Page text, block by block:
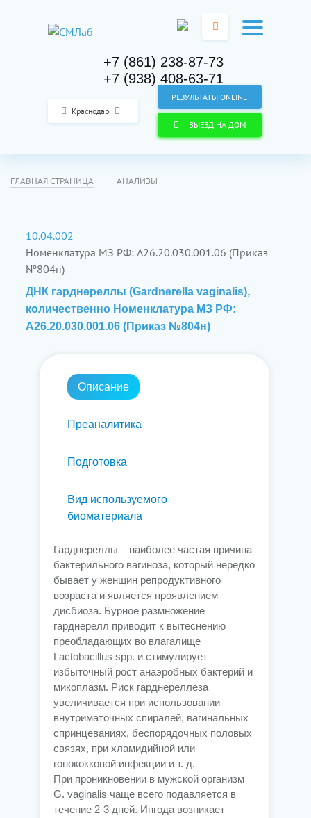
Краснодар
РЕЗУЛЬТАТЫ ONLINE
ВЫЕЗД НА ДОМ
+7 (861) 238-87-73
+7 (938) 408-63-71
ГЛАВНАЯ СТРАНИЦА АНАЛИЗЫ
10.04.002
Номенклатура МЗ РФ: A26.20.030.001.06 (Приказ
№804н)
ДНК гарднереллы (Gardnerella vaginalis),
количественно Номенклатура МЗ РФ:
A26.20.030.001.06 (Приказ №804н)
Описание
Преаналитика
Подготовка
Вид используемого
биоматериала
Гарднереллы – наиболее частая причина
бактерильного вагиноза, который нередко
бывает у женщин репродуктивного
возраста и является проявлением
дисбиоза. Бурное размножение
гарднерелл приводит к вытеснению
преобладающих во влагалище
Lactobacillus spp. и стимулирует
избыточный рост анаэробных бактерий и
микоплазм. Риск гарднереллеза
увеличивается при использовании
внутриматочных спиралей, вагинальных
спринцеваниях, беспорядочных половых
связях, при хламидийной или
гонококковой инфекции и т. д.
При проникновении в мужской организм
G. vaginalis чаще всего подавляется в
течение 2-3 дней. Ингода возникает